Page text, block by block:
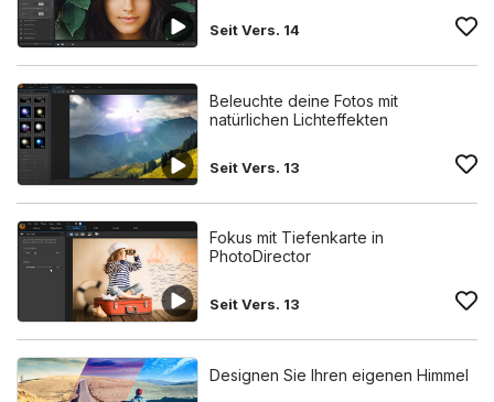
Seit Vers. 14
Beleuchte deine Fotos mit
natürlichen Lichteffekten
Seit Vers. 13
Fokus mit Tiefenkarte in
PhotoDirector
Seit Vers. 13
Designen Sie Ihren eigenen Himmel